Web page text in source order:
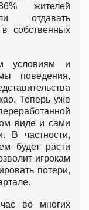
жителей
отдавать
собственных
условиям и
поведения,
Теперь уже
виде и сами
В частности,
будет расти
игрокам
потери,
во многих